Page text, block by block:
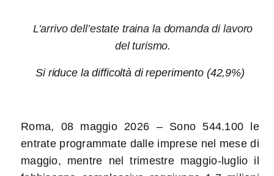
L’arrivo dell’estate traina la domanda di lavoro
del turismo.
Si riduce la difficoltà di reperimento (42,9%)
Roma, 08 maggio 2026 – Sono 544.100 le
entrate programmate dalle imprese nel mese di
maggio, mentre nel trimestre maggio-luglio il